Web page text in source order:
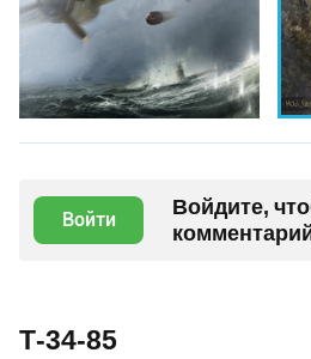
Войти
Войдите,
Т-34-85